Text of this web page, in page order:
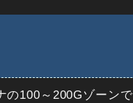
の100～200Gゾーンで